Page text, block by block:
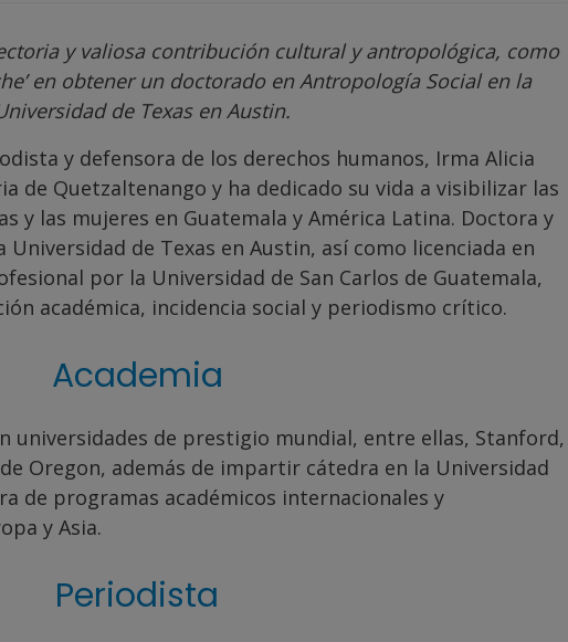
y valiosa contribución cultural y antropológica, como
en obtener un doctorado en Antropología Social en la
de Texas en Austin.
y defensora de los derechos humanos, Irma Alicia
de Quetzaltenango y ha dedicado su vida a visibilizar las
y las mujeres en Guatemala y América Latina. Doctora y
de Texas en Austin, así como licenciada en
por la Universidad de San Carlos de Guatemala,
académica, incidencia social y periodismo crítico.
Academia
universidades de prestigio mundial, entre ellas, Stanford,
Oregon, además de impartir cátedra en la Universidad
de programas académicos internacionales y
y Asia.
Periodista